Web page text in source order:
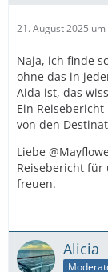
21. August 2025 um
Naja, ich finde
ohne das in
Aida ist, das
Ein
von den
Liebe
Reisebericht für
freuen.
Alicia